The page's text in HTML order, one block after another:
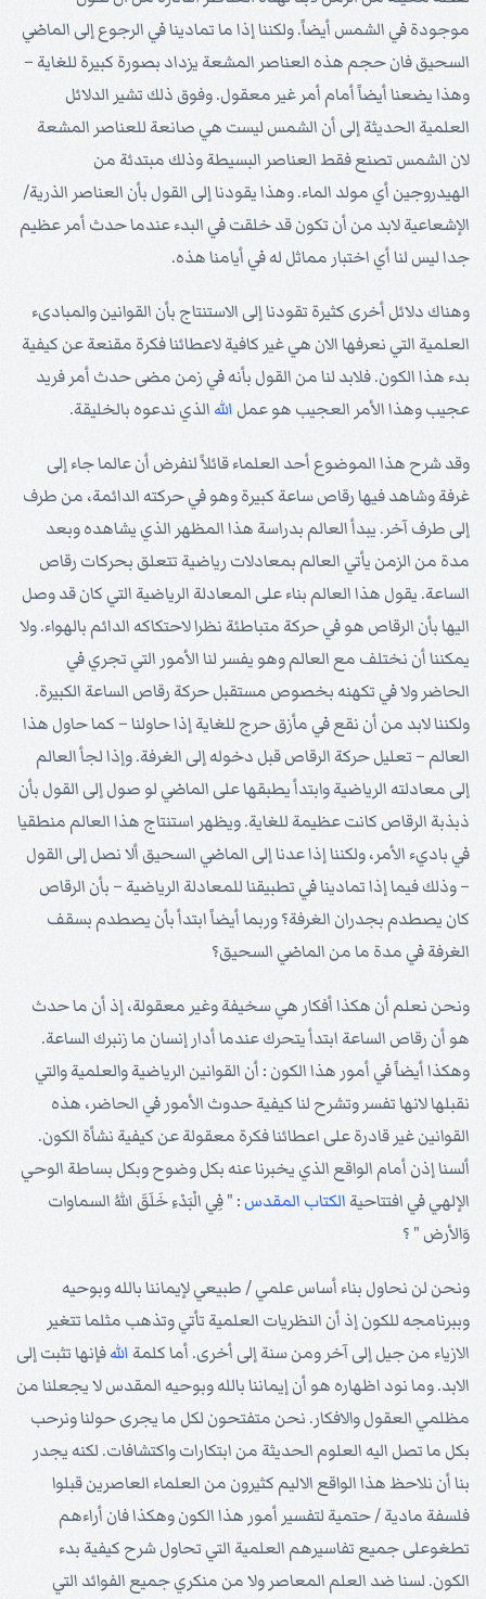
موجودة في الشمس أيضاً. ولكننا إذا ما تمادينا في الرجوع إلى الماضي
السحيق فان حجم هذه العناصر المشعة يزداد بصورة كبيرة للغاية –
وهذا يضعنا أيضاً أمام أمر غير معقول. وفوق ذلك تشير الدلائل
العلمية الحديثة إلى أن الشمس ليست هي صانعة للعناصر المشعة
لان الشمس تصنع فقط العناصر البسيطة وذلك مبتدئة من
الهيدروجين أي مولد الماء. وهذا يقودنا إلى القول بأن العناصر الذرية/
الإشعاعية لابد من أن تكون قد خلقت في البدء عندما حدث أمر عظيم
جدا ليس لنا أي اختبار مماثل له في أيامنا هذه.
وهناك دلائل أخرى كثيرة تقودنا إلى الاستنتاج بأن القوانين والمبادىء
العلمية التي نعرفها الان هي غير كافية لاعطائنا فكرة مقنعة عن كيفية
بدء هذا الكون. فلابد لنا من القول بأنه في زمن مضى حدث أمر فريد
عجيب وهذا الأمر العجيب هو عمل الله الذي ندعوه بالخليقة.
وقد شرح هذا الموضوع أحد العلماء قائلاً لنفرض أن عالما جاء إلى
غرفة وشاهد فيها رقاص ساعة كبيرة وهو في حركته الدائمة، من طرف
إلى طرف آخر. يبدأ العالم بدراسة هذا المظهر الذي يشاهده وبعد
مدة من الزمن يأتي العالم بمعادلات رياضية تتعلق بحركات رقاص
الساعة. يقول هذا العالم بناء على المعادلة الرياضية التي كان قد وصل
اليها بأن الرقاص هو في حركة متباطئة نظرا لاحتكاكه الدائم بالهواء. ولا
يمكننا أن نختلف مع العالم وهو يفسر لنا الأمور التي تجري في
الحاضر ولا في تكهنه بخصوص مستقبل حركة رقاص الساعة الكبيرة.
ولكننا لابد من أن نقع في مأزق حرج للغاية إذا حاولنا – كما حاول هذا
العالم – تعليل حركة الرقاص قبل دخوله إلى الغرفة. وإذا لجأ العالم
إلى معادلته الرياضية وابتدأ يطبقها على الماضي لو صول إلى القول بأن
ذبذبة الرقاص كانت عظيمة للغاية. ويظهر استنتاج هذا العالم منطقيا
في باديء الأمر، ولكننا إذا عدنا إلى الماضي السحيق ألا نصل إلى القول
– وذلك فيما إذا تمادينا في تطبيقنا للمعادلة الرياضية – بأن الرقاص
كان يصطدم بجدران الغرفة؟ وربما أيضاً ابتدأ بأن يصطدم بسقف
الغرفة في مدة ما من الماضي السحيق؟
ونحن نعلم أن هكذا أفكار هي سخيفة وغير معقولة، إذ أن ما حدث
هو أن رقاص الساعة ابتدأ يتحرك عندما أدار إنسان ما زنبرك الساعة.
وهكذا أيضاً في أمور هذا الكون : أن القوانين الرياضية والعلمية والتي
نقبلها لانها تفسر وتشرح لنا كيفية حدوث الأمور في الحاضر، هذه
القوانين غير قادرة على اعطائنا فكرة معقولة عن كيفية نشأة الكون.
ألسنا إذن أمام الواقع الذي يخبرنا عنه بكل وضوح وبكل بساطة الوحي
الإلهي في افتتاحية الكتاب المقدس : " فِي الْبَدْءِ خَلَقَ اللهُ السماوات
وَالأرض " ؟
ونحن لن نحاول بناء أساس علمي / طبيعي لإيماننا بالله وبوحيه
وببرنامجه للكون إذ أن النظريات العلمية تأتي وتذهب مثلما تتغير
الازياء من جيل إلى آخر ومن سنة إلى أخرى. أما كلمة اللهفإنها تثبت إلى
الابد. وما نود اظهاره هو أن إيماننا بالله وبوحيه المقدس لا يجعلنا من
مظلمي العقول والافكار. نحن متفتحون لكل ما يجرى حولنا ونرحب
بكل ما تصل اليه العلوم الحديثة من ابتكارات واكتشافات. لكنه يجدر
بنا أن نلاحظ هذا الواقع الاليم كثيرون من العلماء العاصرين قبلوا
فلسفة مادية / حتمية لتفسير أمور هذا الكون وهكذا فان أراءهم
تطغوعلى جميع تفاسيرهم العلمية التي تحاول شرح كيفية بدء
الكون. لسنا ضد العلم المعاصر ولا من منكري جميع الفوائد التي